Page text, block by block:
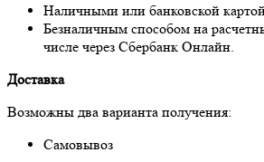
Наличными или банковской
Безналичным способом на
числе через Сбербанк Онлайн.
Доставка
Возможны два варианта получения:
Самовывоз